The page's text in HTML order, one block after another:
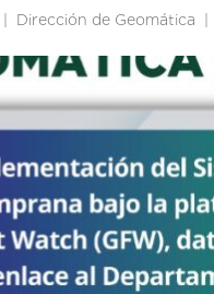
Dirección de Geomática